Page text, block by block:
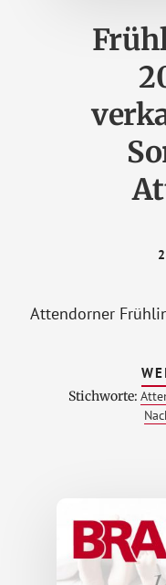
Attendorner
Stichworte: